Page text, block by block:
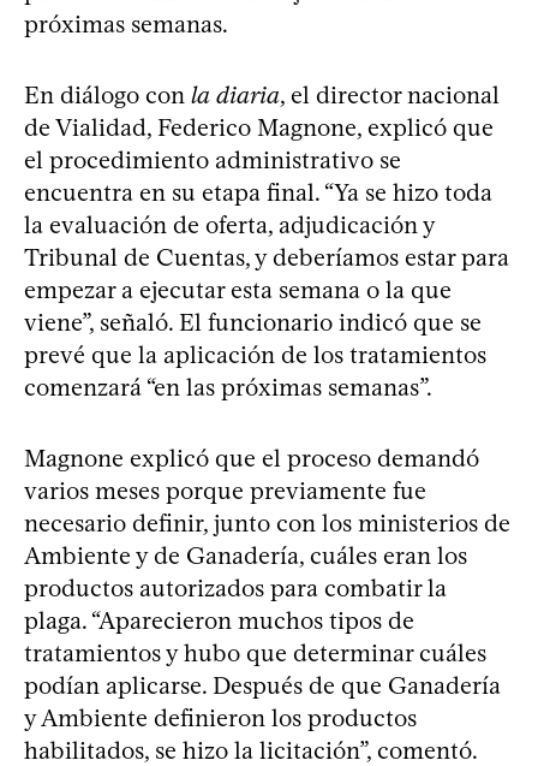
próximas semanas.
En diálogo con la diaria, el director nacional
de Vialidad, Federico Magnone, explicó que
el procedimiento administrativo se
encuentra en su etapa final. “Ya se hizo toda
la evaluación de oferta, adjudicación y
Tribunal de Cuentas, y deberíamos estar para
empezar a ejecutar esta semana o la que
viene”, señaló. El funcionario indicó que se
prevé que la aplicación de los tratamientos
comenzará “en las próximas semanas”.
Magnone explicó que el proceso demandó
varios meses porque previamente fue
necesario definir, junto con los ministerios de
Ambiente y de Ganadería, cuáles eran los
productos autorizados para combatir la
plaga. “Aparecieron muchos tipos de
tratamientos y hubo que determinar cuáles
podían aplicarse. Después de que Ganadería
y Ambiente definieron los productos
habilitados, se hizo la licitación”, comentó.